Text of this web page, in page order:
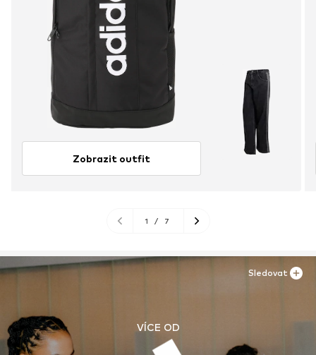
Zobrazit outfit
1 / 7
VÍCE OD
Sledovat